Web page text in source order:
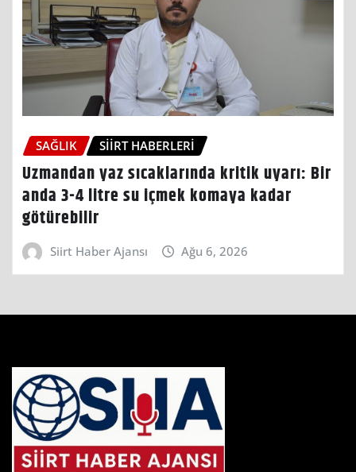
SAĞLIK SIIRT HABERLERI
Uzmandan yaz sıcaklarında kritik uyarı: Bir
anda 3-4 litre su içmek komaya kadar
götürebilir
Siirt Haber Ajansı Ağu 6, 2026